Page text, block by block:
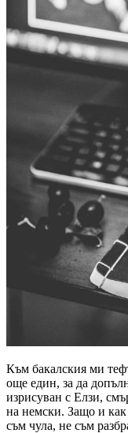
Към бакалския ми
още един, за да
изрисуван с Елзи,
на немски. Защо и как
съм чула, не съм